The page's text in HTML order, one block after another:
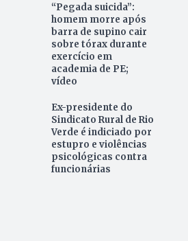
“Pegada suicida”:
homem morre após
barra de supino cair
sobre tórax durante
exercício em
academia de PE;
vídeo
Ex-presidente do
Sindicato Rural de Rio
Verde é indiciado por
estupro e violências
psicológicas contra
funcionárias